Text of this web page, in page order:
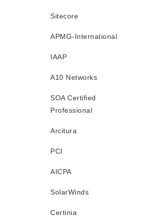
Sitecore
APMG-International
IAAP
A10 Networks
SOA Certified
Professional
Arcitura
PCI
AICPA
SolarWinds
Certinia